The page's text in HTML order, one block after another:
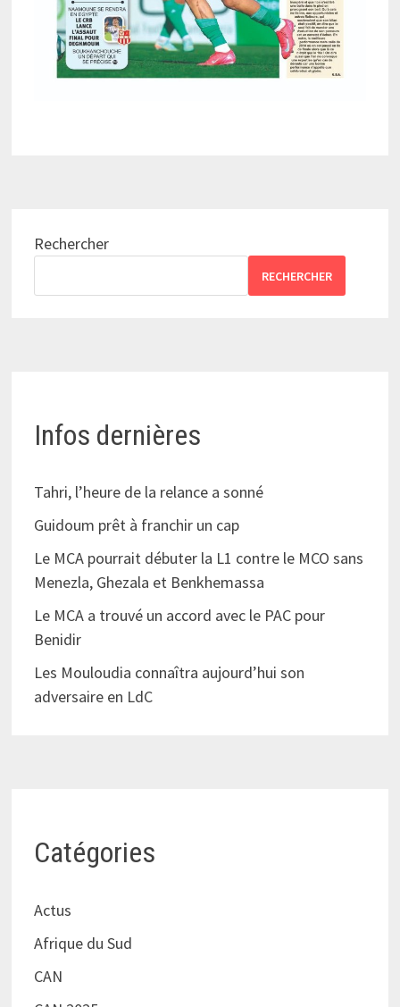
Rechercher
RECHERCHER
Infos dernières
Tahri, l’heure de la relance a sonné
Guidoum prêt à franchir un cap
Le MCA pourrait débuter la L1 contre le MCO sans
Menezla, Ghezala et Benkhemassa
Le MCA a trouvé un accord avec le PAC pour
Benidir
Les Mouloudia connaîtra aujourd’hui son
adversaire en LdC
Catégories
Actus
Afrique du Sud
CAN